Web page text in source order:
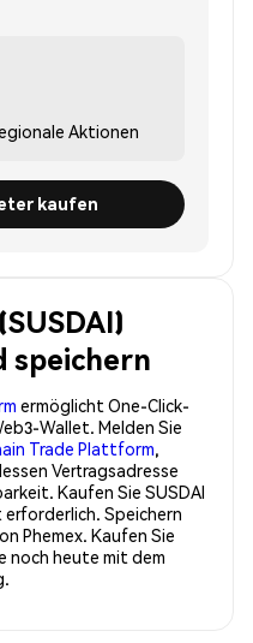
Aktionen
kaufen
speichern
ermöglicht One-Click-
Wallet. Melden Sie
Trade Plattform,
Vertragsadresse
Kaufen Sie SUSDAI
Speichern
Phemex. Kaufen Sie
noch heute mit dem